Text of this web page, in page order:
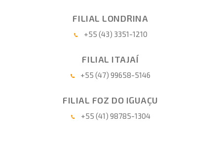
FILIAL LONDRINA
+55 (43) 3351-1210
FILIAL ITAJAÍ
+55 (47) 99658-5146
FILIAL FOZ DO IGUAÇU
+55 (41) 98785-1304